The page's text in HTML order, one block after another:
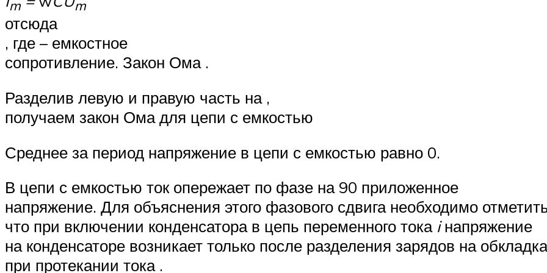
m m
отсюда
, где – емкостное
сопротивление. Закон Ома .
Разделив левую и правую часть на ,
получаем закон Ома для цепи с емкостью
Среднее за период напряжение в цепи с емкостью равно 0.
В цепи с емкостью ток опережает по фазе на 90 приложенное
напряжение. Для объяснения этого фазового сдвига необходимо
что при включении конденсатора в цепь переменного токаiнапряжение
на конденсаторе возникает только после разделения зарядов на
при протекании тока .